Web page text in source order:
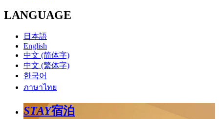
LANGUAGE
日本語
English
中文 (简体字)
中文 (繁体字)
한국어
ภาษาไทย
STAY宿泊